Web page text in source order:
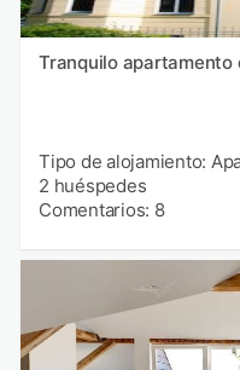
Tranquilo apartamento
Tipo de alojamiento:
2 huéspedes
Comentarios: 8